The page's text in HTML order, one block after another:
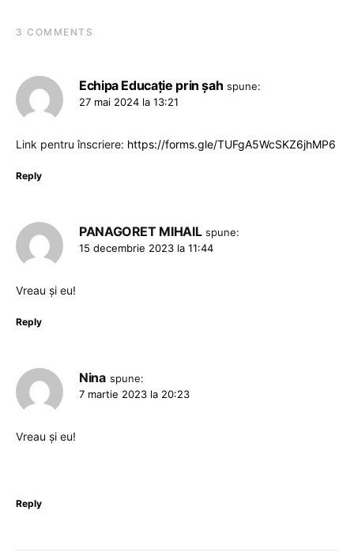
3 COMMENTS
Echipa Educație prin șah spune:
27 mai 2024 la 13:21
Link pentru înscriere: https://forms.gle/TUFgA5WcSKZ6jhMP6
Reply
PANAGORET MIHAIL spune:
15 decembrie 2023 la 11:44
Vreau și eu!
Reply
Nina spune:
7 martie 2023 la 20:23
Vreau și eu!
Reply